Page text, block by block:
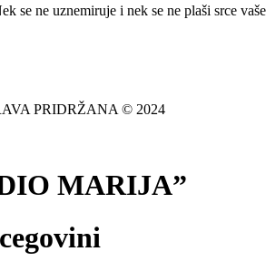
se ne uznemiruje i nek se ne plaši srce
PRIDRŽANA © 2024
MARIJA”